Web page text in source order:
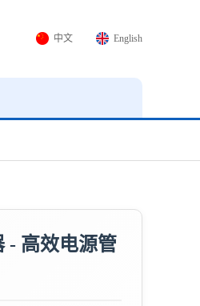
中文 English
- 高效电源管